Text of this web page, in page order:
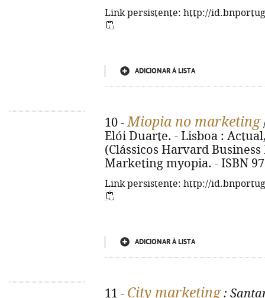
Link persistente: http://
ADICIONAR À LISTA
10 -Miopia no marketing
Elói Duarte. - Lisboa :
(Clássicos Harvard
Marketing myopia. - ISBN
Link persistente: http://
ADICIONAR À LISTA
11 - City marketing: